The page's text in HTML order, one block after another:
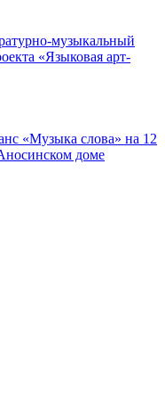
музыкальный
«Языковая арт-
«Музыка слова» на 12
доме